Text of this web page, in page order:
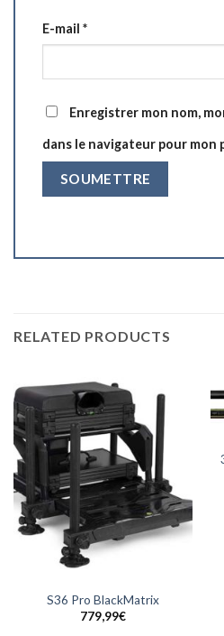
E-mail *
Enregistrer mon nom,
dans le navigateur pour mon
RELATED PRODUCTS
S36 Pro BlackMatrix
779,99€